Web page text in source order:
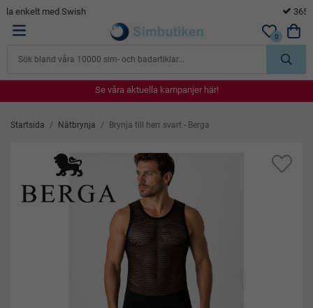
0
Se våra aktuella kampanjer här!
Se våra aktuella kampanjer här!
Se våra aktuella kampanjer här!
Se våra aktuella kampanjer här!
Startsida / Nätbrynja / Brynja till herr svart - Berga